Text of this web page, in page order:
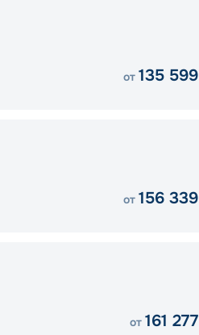
от 135 599
от 156 339
от 161 277